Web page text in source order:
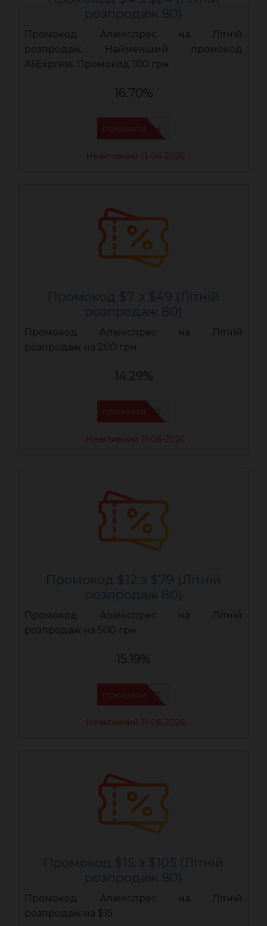
розпродаж 80)
Промокод Аліекспрес на Літній
розпродаж. Найменший промокод
AliExpress. Промокод 100 грн
16.70%
LR04
ПОКАЗАТИ
Неактивний 11-06-2026
Промокод $7 з $49 (Літній
розпродаж 80)
Промокод Аліекспрес на Літній
розпродаж на 200 грн
14.29%
LR07
ПОКАЗАТИ
Неактивний 11-06-2026
Промокод $12 з $79 (Літній
розпродаж 80)
Промокод Аліекспрес на Літній
розпродаж на 500 грн
15.19%
LR12
ПОКАЗАТИ
Неактивний 11-06-2026
Промокод $15 з $105 (Літній
розпродаж 80)
Промокод Аліекспрес на Літній
розпродаж на $15